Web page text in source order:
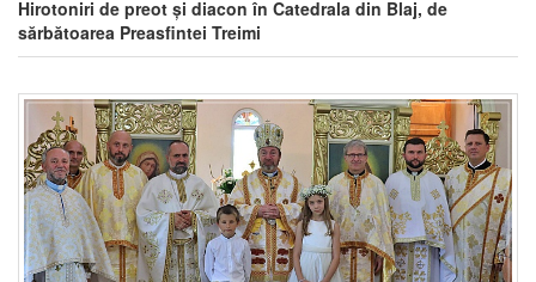
Hirotoniri de preot și diacon în Catedrala din Blaj, de
sărbătoarea Preasfintei Treimi